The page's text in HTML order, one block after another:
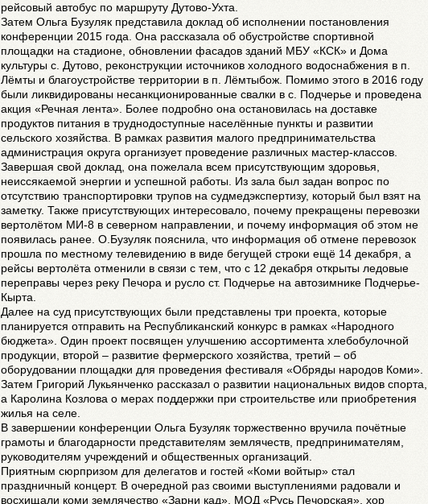
рейсовый автобус по маршруту Дутово-Ухта.
Затем Ольга Бузуляк представила доклад об исполнении постановления
конференции 2015 года. Она рассказала об обустройстве спортивной
площадки на стадионе, обновлении фасадов зданий МБУ «КСК» и Дома
культуры с. Дутово, реконструкции источников холодного водоснабжения в п.
Лёмты и благоустройстве территории в п. Лёмтыбож. Помимо этого в 2016 году
были ликвидированы несанкционированные свалки в с. Подчерье и проведена
акция «Речная лента». Более подробно она остановилась на доставке
продуктов питания в труднодоступные населённые пункты и развитии
сельского хозяйства. В рамках развития малого предпринимательства
администрация округа организует проведение различных мастер-классов.
Завершая свой доклад, она пожелала всем присутствующим здоровья,
неиссякаемой энергии и успешной работы. Из зала был задан вопрос по
отсутствию транспортировки трупов на судмедэкспертизу, который был взят на
заметку. Также присутствующих интересовало, почему прекращены перевозки
вертолётом МИ-8 в северном направлении, и почему информация об этом не
появилась ранее. О.Бузуляк пояснила, что информация об отмене перевозок
прошла по местному телевидению в виде бегущей строки ещё 14 декабря, а
рейсы вертолёта отменили в связи с тем, что с 12 декабря открыты ледовые
переправы через реку Печора и русло ст. Подчерье на автозимнике Подчерье-
Кырта.
Далее на суд присутствующих были представлены три проекта, которые
планируется отправить на Республиканский конкурс в рамках «Народного
бюджета». Один проект посвящен улучшению ассортимента хлебобулочной
продукции, второй – развитие фермерского хозяйства, третий – об
оборудовании площадки для проведения фестиваля «Обряды народов Коми».
Затем Григорий Лукьянченко рассказал о развитии национальных видов спорта,
а Каролина Козлова о мерах поддержки при строительстве или приобретения
жилья на селе.
В завершении конференции Ольга Бузуляк торжественно вручила почётные
грамоты и благодарности представителям землячеств, предпринимателям,
руководителям учреждений и общественных организаций.
Приятным сюрпризом для делегатов и гостей «Коми войтыр» стал
праздничный концерт. В очередной раз своими выступлениями радовали и
восхищали коми землячество «Зарни кад», МОД «Русь Печорская», хор